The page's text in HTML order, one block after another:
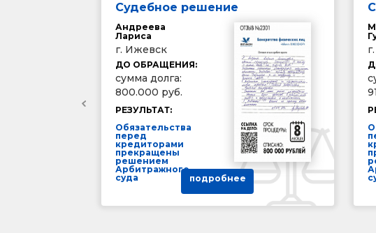
Судебное решение
Андреева
Лариса
г. Ижевск
ДО ОБРАЩЕНИЯ:
сумма долга:
800.000 руб.
РЕЗУЛЬТАТ:
Обязательства
перед
кредиторами
прекращены
решением
Арбитражного
суда
подробнее